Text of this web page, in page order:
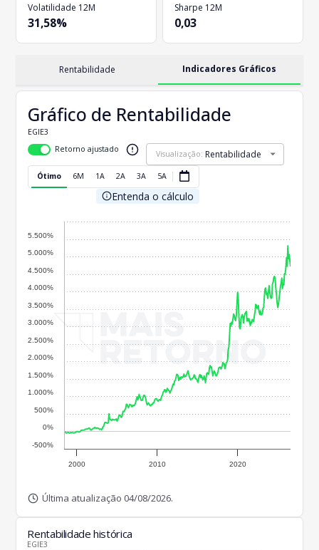
Volatilidade 12M
31,58%
Sharpe 12M
0,03
Rentabilidade Indicadores Gráficos
Gráfico de Rentabilidade
EGIE3
Retorno ajustado
Visualização: Rentabilidade
Ótimo 6M 1A 2A 3A 5A
Entenda o cálculo
2000 2010 2020
-500%
0%
500%
1.000%
1.500%
2.000%
2.500%
3.000%
3.500%
4.000%
4.500%
5.000%
5.500%
Última atualização 04/08/2026.
Rentabilidade histórica
EGIE3